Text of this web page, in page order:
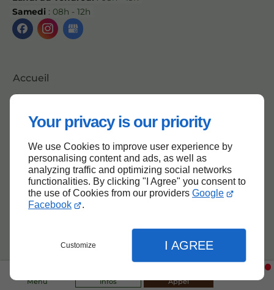
Your privacy is our priority
We use Cookies to improve user experience by
personalising content and ads, as well as
analyzing traffic and optimizing social networks
functionalities. By clicking "I Agree" you consent to
the use of Cookies from our providers Google
Facebook
.
Customize I AGREE
Menu Infos Appel
Samedi : 08h - 12h
Accueil
Contactez-nous
Mentions légales
Haut de page